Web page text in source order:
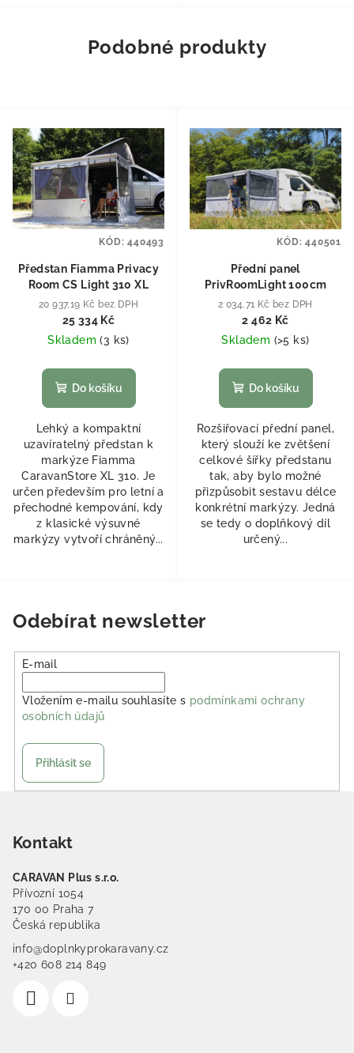
Podobné produkty
Předstan Fiamma Privacy
Room CS Light 310 XL
20 937,19 Kč bez DPH
25 334 Kč
Skladem(3 ks)
Do košíku
Lehký a kompaktní
uzavíratelný předstan k
markýze Fiamma
CaravanStore XL 310. Je
určen především pro letní a
přechodné kempování, kdy
z klasické výsuvné
markýzy vytvoří chráněný...
KÓD:440493
Přední panel
PrivRoomLight 100cm
2 034,71 Kč bez DPH
2 462 Kč
Skladem (>5 ks)
Do košíku
Rozšiřovací přední panel,
který slouží ke zvětšení
celkové šířky předstanu
tak, aby bylo možné
přizpůsobit sestavu délce
konkrétní markýzy. Jedná
se tedy o doplňkový díl
určený...
KÓD:440501
Odebírat newsletter
E-mail
Vložením e-mailu souhlasíte s podmínkami ochrany
osobních údajů
Přihlásit se
Kontakt
CARAVAN Plus s.r.o.
Přívozní 1054
170 00 Praha 7
Česká republika
info@doplnkyprokaravany.cz
+420 608 214 849